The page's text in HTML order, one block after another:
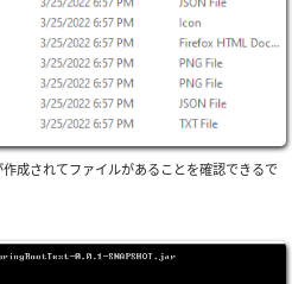
成されてファイルがあることを確認できるで